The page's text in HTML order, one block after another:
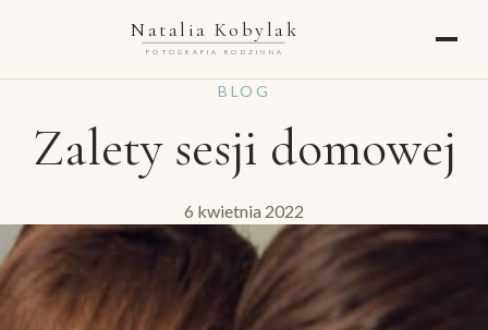
Natalia Kobylak
FOTOGRAFIA RODZINNA
BLOG
Zalety sesji domowej
6 kwietnia 2022